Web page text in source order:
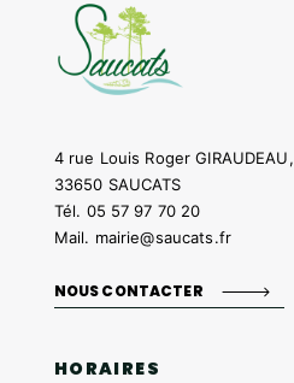
4 rue Louis Roger GIRAUDEAU,
33650 SAUCATS
Tél. 05 57 97 70 20
Mail. mairie@saucats.fr
NOUS CONTACTER
HORAIRES